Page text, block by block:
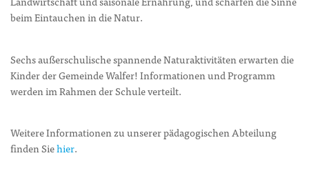
beim Eintauchen in die Natur.
Sechs außerschulische spannende Naturaktivitäten erwarten die
Kinder der Gemeinde Walfer! Informationen und Programm
werden im Rahmen der Schule verteilt.
Weitere Informationen zu unserer pädagogischen Abteilung
finden Siehier.